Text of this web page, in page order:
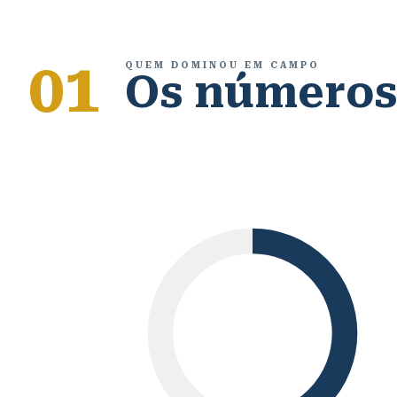
01 QUEM DOMINOU EM CAMPO
Os números